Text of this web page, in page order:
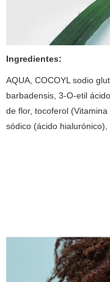
Ingredientes:
AQUA, COCOYL sodio
barbadensis, 3-O-etil
de flor, tocoferol
sódico (ácido